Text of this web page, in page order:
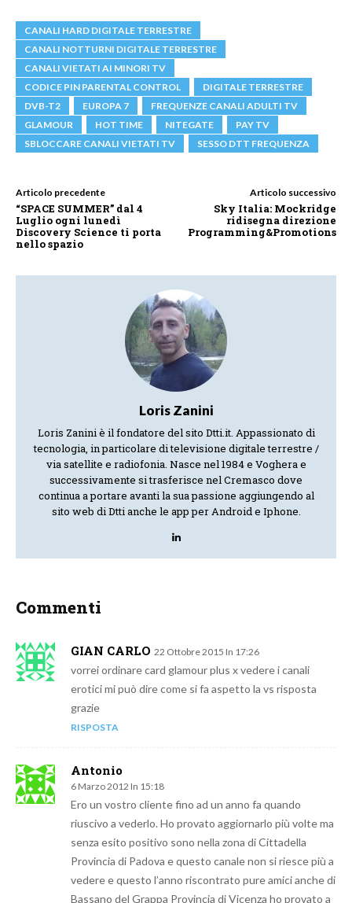
CANALI HARD DIGITALE TERRESTRE
CANALI NOTTURNI DIGITALE TERRESTRE
CANALI VIETATI AI MINORI TV
CODICE PIN PARENTAL CONTROL
DIGITALE TERRESTRE
DVB-T2
EUROPA 7
FREQUENZE CANALI ADULTI TV
GLAMOUR
HOT TIME NITEGATE
PAY TV
SBLOCCARE CANALI VIETATI TV
SESSO DTT FREQUENZA
Articolo precedente
“SPACE SUMMER” dal 4
Luglio ogni lunedì
Discovery Science ti porta
nello spazio
Articolo successivo
Sky Italia: Mockridge
ridisegna direzione
Programming&Promotions
Loris Zanini
Loris Zanini è il fondatore del sito Dtti.it. Appassionato di
tecnologia, in particolare di televisione digitale terrestre /
via satellite e radiofonia. Nasce nel 1984 e Voghera e
successivamente si trasferisce nel Cremasco dove
continua a portare avanti la sua passione aggiungendo al
sito web di Dtti anche le app per Android e Iphone.
Commenti
GIAN CARLO 22 Ottobre 2015 In 17:26
vorrei ordinare card glamour plus x vedere i canali
erotici mi può dire come si fa aspetto la vs risposta
grazie
RISPOSTA
Antonio
6 Marzo 2012 In 15:18
Ero un vostro cliente fino ad un anno fa quando
riuscivo a vederlo. Ho provato aggiornarlo più volte ma
senza esito positivo sono nella zona di Cittadella
Provincia di Padova e questo canale non si riesce più a
vedere e questo l’anno riscontrato pure amici anche di
Bassano del Grappa Provincia di Vicenza ho provato a